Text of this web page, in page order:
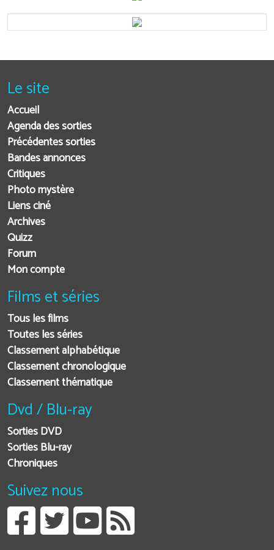
Le site
Accueil
Agenda des sorties
Précédentes sorties
Bandes annonces
Critiques
Photo mystère
Liens ciné
Archives
Quizz
Forum
Mon compte
Films et séries
Tous les films
Toutes les séries
Classement alphabétique
Classement chronologique
Classement thématique
Dvd / Blu-ray
Sorties DVD
Sorties Blu-ray
Chroniques
Suivez nous